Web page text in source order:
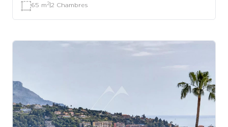
65 m 2|2 Chambres